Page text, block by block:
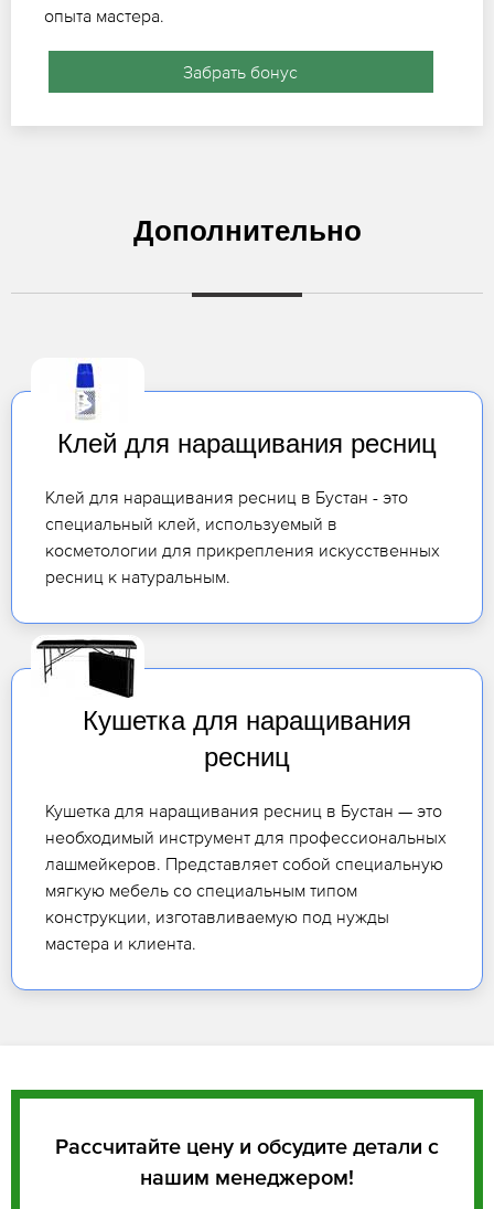
опыта мастера.
Забрать бонус
Дополнительно
Клей для наращивания ресниц
Клей для наращивания ресниц в Бустан - это
специальный клей, используемый в
косметологии для прикрепления искусственных
ресниц к натуральным.
Кушетка для наращивания
ресниц
Кушетка для наращивания ресниц в Бустан — это
необходимый инструмент для профессиональных
лашмейкеров. Представляет собой специальную
мягкую мебель со специальным типом
конструкции, изготавливаемую под нужды
мастера и клиента.
Рассчитайте цену и обсудите детали с
нашим менеджером!